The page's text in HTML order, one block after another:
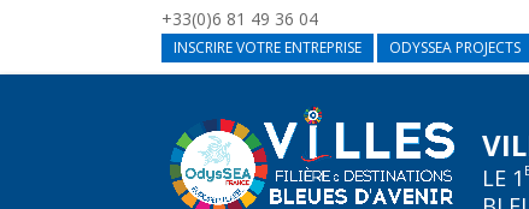
+33(0)6 81 49 36 04
INSCRIRE VOTRE ENTREPRISE ODYSSEA PROJECTS
LE 1